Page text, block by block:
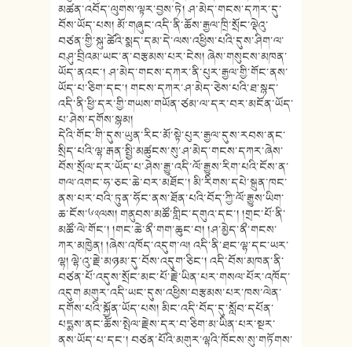
མཚན་འབོད་ལུགས་ལྟར་བྱས་ཏེ། ཤ་མེད་གངས་དཀར་དུ་
བོས་ཡོད་པས། མོ་གཞུང་འདི་ནི་ཆོས་རྒྱལ་ཁྲི་སྲོང་ལྡེའུ་
བཙན་གྱི་སྐུ་ཚེའི་སྨད་དམ་དེ་ལས་འཕྱིས་པའི་དུས་ཤིག་ལ་
བཤུ་བྲིའམ་ཡང་ན་བརྩམས་པར་ངེས། ཞེས་གསུངས་མཁན་
ཡོད་ནའང་། ཤ་མེད་གངས་དཀར་ནི་པུར་རྒྱལ་གྱི་གོང་ནས་
ཡོད་པ་ཅིག་དང་། གངས་དཀར་ཤ་མེད་ཅེས་པའི་ཐ་སྙད་
འདི་ནི་ཕྱི་དར་གྱི་གཡས་གཡོན་ཙམ་ལ་དར་བར་མངོན་ཡོད་
པ་ཤེས་དགོས་སྙམ།
དེའི་གོང་གི་དུས་ཡུན་རིང་མོ་སྟེ་པུར་རྒྱལ་དུས་རབས་ནང་
སྲིད་པའི་ལྷ་རྒན་སྤྱི་མཚུངས་སུ་ཤ་མེད་གངས་དཀར་ཞེས་
བོས་སྲོལ་དར་ཡོད་པ་ཤེས་རྒྱུ་འདི་ལོ་རྒྱུས་རིག་པའི་ངོས་ན་
གལ་འགང་ཧ་ཅང་ཆེ་བར་མཐོང་། མི་རིགས་དཔེ་སྐྲུན་ཁང་
ནས་པར་བའི་ཏུན་ཧོང་ནས་ཐོན་པའི་བོད་ཀྱི་ལོ་རྒྱུས་ཡིག་
ཆ་ངོས་༦༢ལས། གནུབས་མཚོ་གླིང་དགུའ་དང་། །གྲང་པོ་ནི་
མཚོ་ལེ་གོང་། །གང་ཆེ་ནྀ་གག་ཆུང་བ། །ཤ་མྱེད་ནྀ་གངས་
ཀར་མཁྱེན། །ཞེས་འཁོད་འདུག་ལ། འདི་ནི་ཐང་ལྷ་དང་ཡར་
ལྷ། ལྷེ་འུ་རྗེ་མཉམ་དུ་བོས་འདུག་ཅིང་། འདི་བོས་མཁན་ནི་
བཙན་པོ་འདུས་སྲོང་མང་པོ་རྗེ་ཡིན་པར་གསལ་པོར་འཁོད་
འདུག མགུར་འདི་ཡང་དུས་འཕྱིས་བརྩམས་པར་ཁས་ལེན་
དགོས་པའི་སྐྱོན་ཡོད་པས། མིང་འདི་བོད་དུ་སློབ་དཔོན་
པདྨས་ནང་ཆོས་སྤེལ་རྗེས་དར་བ་ཅིག་མ་ཡིན་པར་སྔར་
ནས་ཡོད་པ་དང་། བཙན་པོའི་མགུར་ལྷའི་ཁོངས་སུ་གཏོགས་